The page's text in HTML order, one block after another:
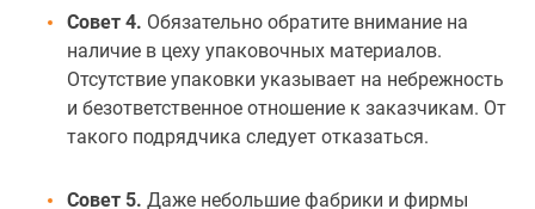
Совет 4. Обязательно обратите внимание на
наличие в цеху упаковочных материалов.
Отсутствие упаковки указывает на небрежность
и безответственное отношение к заказчикам. От
такого подрядчика следует отказаться.
Совет 5. Даже небольшие фабрики и фирмы